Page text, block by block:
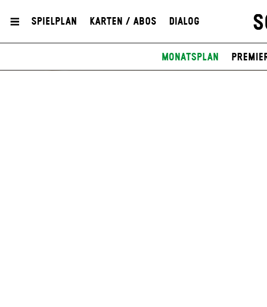
Spielplan Karten / Abos Dialog
Monatsplan